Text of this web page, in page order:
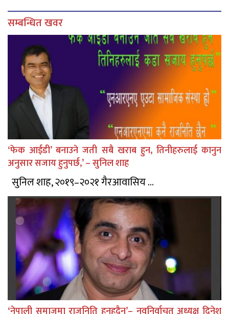
सम्बन्धित खवर
‘फेक आईडी’ बनाउने जती सबै खराब हुन, तिनीहरुलाई कानुन
अनुसार सजाय हुनुपर्छ,’ – सुनिल शाह
सुनिल शाह, २०१९–२०२१ गैरआवासिय ...